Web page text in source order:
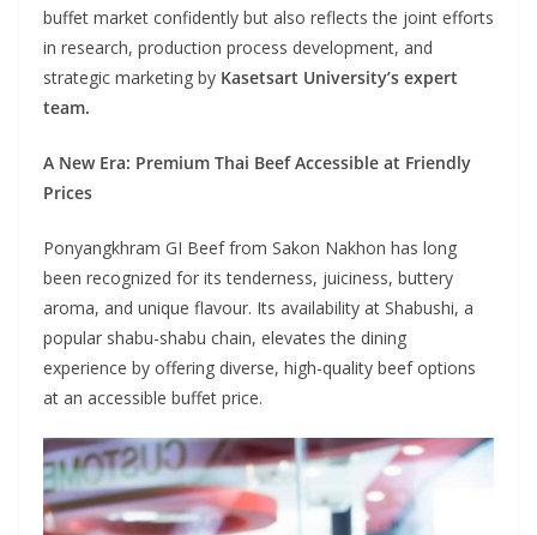
buffet market confidently but also reflects the joint efforts
in research, production process development, and
strategic marketing by Kasetsart University’s expert
team.
A New Era: Premium Thai Beef Accessible at Friendly
Prices
Ponyangkhram GI Beef from Sakon Nakhon has long
been recognized for its tenderness, juiciness, buttery
aroma, and unique flavour. Its availability at Shabushi, a
popular shabu-shabu chain, elevates the dining
experience by offering diverse, high-quality beef options
at an accessible buffet price.